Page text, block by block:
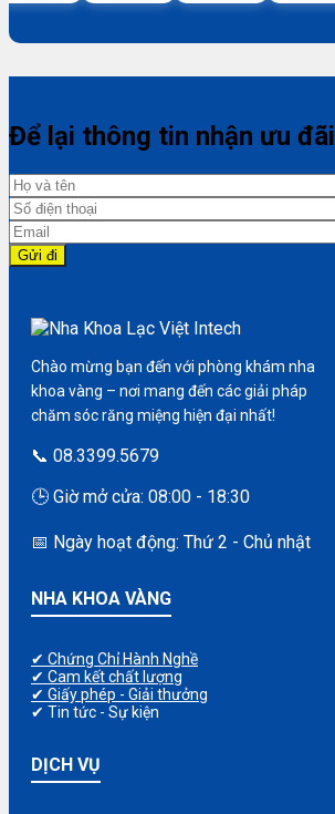
Để lại thông tin nhận ưu đãi
Chào mừng bạn đến với phòng khám nha
khoa vàng – nơi mang đến các giải pháp
chăm sóc răng miệng hiện đại nhất!
📞 08.3399.5679
🕒 Giờ mở cửa: 08:00 - 18:30
📅 Ngày hoạt động: Thứ 2 - Chủ nhật
NHA KHOA VÀNG
✔ Chứng Chỉ Hành Nghề
✔ Cam kết chất lượng
✔ Giấy phép - Giải thưởng
✔ Tin tức - Sự kiện
DỊCH VỤ